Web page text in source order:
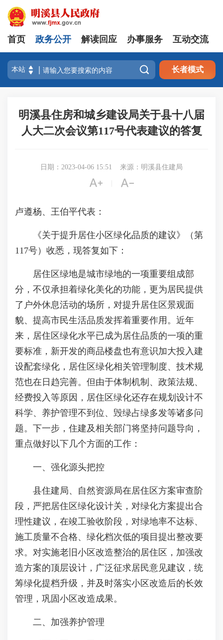
首页 政务公开 解读回应 办事服务 互动交流
 长者模式
明溪县住房和城乡建设局关于县十八届
人大二次会议第117号代表建议的答复
日期：2023-04-06 15:51 来源：明溪县住建局
 
卢遵杨、王伯平代表：
《关于提升居住小区绿化品质的建议》（第
117号）收悉，现答复如下：
居住区绿地是城市绿地的一项重要组成部
分，不仅承担着绿化美化的功能，更为居民提供
了户外休息活动的场所，对提升居住区景观面
貌、提高市民生活品质发挥着重要作用。近年
来，居住区绿化水平已成为居住品质的一项的重
要标准，新开发的商品楼盘也有意识加大投入建
设配套绿化，居住区绿化相关管理制度、技术规
范也在日趋完善。但由于体制机制、政策法规、
经费投入等原因，居住区绿化还存在规划设计不
科学、养护管理不到位、毁绿占绿多发等诸多问
题。下一步，住建及相关部门将坚持问题导向，
重点做好以下几个方面的工作：
一、强化源头把控
县住建局、自然资源局在居住区方案审查阶
段，严把居住区绿化设计关，对绿化方案提出合
理性建议，在竣工验收阶段，对绿地率不达标、
施工质量不合格、绿化档次低的项目提出整改要
求。对实施老旧小区改造整治的居住区，加强改
造方案的顶层设计，广泛征求居民意见建议，统
筹绿化提档升级，并及时落实小区改造后的长效
管理，巩固小区改造成果。
二、加强养护管理